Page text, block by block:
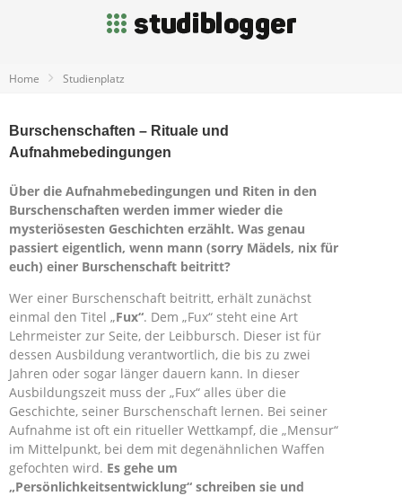
Home Studienplatz
Burschenschaften – Rituale und
Aufnahmebedingungen
Über die Aufnahmebedingungen und Riten in den
Burschenschaften werden immer wieder die
mysteriösesten Geschichten erzählt. Was genau
passiert eigentlich, wenn mann (sorry Mädels, nix für
euch) einer Burschenschaft beitritt?
Wer einer Burschenschaft beitritt, erhält zunächst
einmal den Titel „Fux“. Dem „Fux“ steht eine Art
Lehrmeister zur Seite, der Leibbursch. Dieser ist für
dessen Ausbildung verantwortlich, die bis zu zwei
Jahren oder sogar länger dauern kann. In dieser
Ausbildungszeit muss der „Fux“ alles über die
Geschichte, seiner Burschenschaft lernen. Bei seiner
Aufnahme ist oft ein ritueller Wettkampf, die „Mensur“
im Mittelpunkt, bei dem mit degenähnlichen Waffen
gefochten wird. Es gehe um
„Persönlichkeitsentwicklung“ schreiben sie und